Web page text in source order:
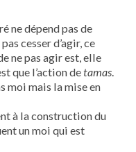
ne dépend pas de
cesser d’agir, ce
ne pas agir est, elle
que l’action detamas
moi mais la mise en
à la construction du
un moi qui est